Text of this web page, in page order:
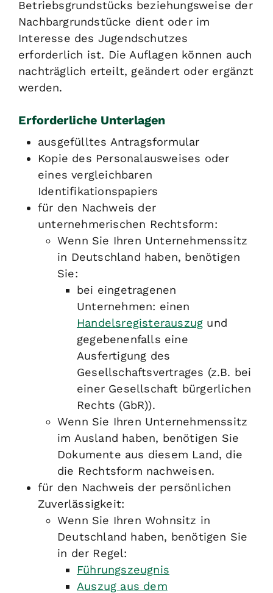
Betriebsgrundstücks beziehungsweise der
Nachbargrundstücke dient oder im
Interesse des Jugendschutzes
erforderlich ist. Die Auflagen können auch
nachträglich erteilt, geändert oder ergänzt
werden.
Erforderliche Unterlagen
ausgefülltes Antragsformular
Kopie des Personalausweises oder
eines vergleichbaren
Identifikationspapiers
für den Nachweis der
unternehmerischen Rechtsform:
Wenn Sie Ihren Unternehmenssitz
in Deutschland haben, benötigen
Sie:
bei eingetragenen
Unternehmen: einen
Handelsregisterauszug und
gegebenenfalls eine
Ausfertigung des
Gesellschaftsvertrages (z.B. bei
einer Gesellschaft bürgerlichen
Rechts (GbR)).
Wenn Sie Ihren Unternehmenssitz
im Ausland haben, benötigen Sie
Dokumente aus diesem Land, die
die Rechtsform nachweisen.
für den Nachweis der persönlichen
Zuverlässigkeit:
Wenn Sie Ihren Wohnsitz in
Deutschland haben, benötigen Sie
in der Regel:
Führungszeugnis
Auszug aus dem